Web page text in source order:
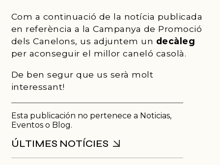
Com a continuació de la notícia publicada
en referència a la Campanya de Promoció
dels Canelons, us adjuntem un decàleg
per aconseguir el millor caneló casolà.
De ben segur que us serà molt
interessant!
Esta publicación no pertenece a Noticias,
Eventos o Blog.